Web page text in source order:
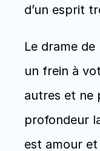
d’un esprit
Le drame de
un frein à
autres et ne
profondeur
est amour et